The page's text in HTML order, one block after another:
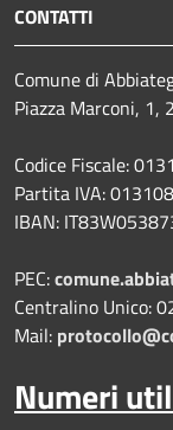
CONTATTI
Comune di
Piazza Marconi, 1,
Codice Fiscale:
Partita IVA:
IBAN:
PEC:
Centralino Unico:
Mail:
Numeri